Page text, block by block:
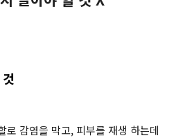
로 감염을 막고, 피부를 재생 하는데